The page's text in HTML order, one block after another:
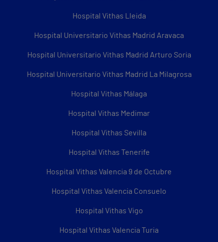
Hospital Vithas Lleida
Hospital Universitario Vithas Madrid Aravaca
Hospital Universitario Vithas Madrid Arturo Soria
Hospital Universitario Vithas Madrid La Milagrosa
Hospital Vithas Málaga
Hospital Vithas Medimar
Hospital Vithas Sevilla
Hospital Vithas Tenerife
Hospital Vithas Valencia 9 de Octubre
Hospital Vithas Valencia Consuelo
Hospital Vithas Vigo
Hospital Vithas Valencia Turia